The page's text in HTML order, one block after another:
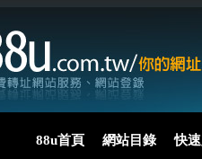
88u首頁 網站目錄 快